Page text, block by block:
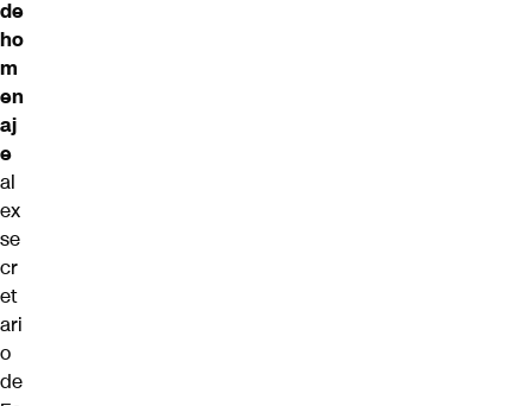
de
ho
m
en
aj
e
al
ex
se
cr
et
ari
o
de